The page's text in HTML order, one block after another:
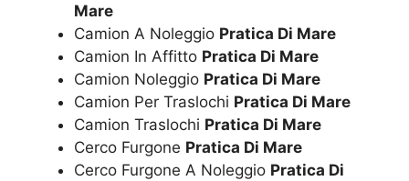
Mare
Camion A Noleggio Pratica Di Mare
Camion In Affitto Pratica Di Mare
Camion Noleggio Pratica Di Mare
Camion Per Traslochi Pratica Di Mare
Camion Traslochi Pratica Di Mare
Cerco Furgone Pratica Di Mare
Cerco Furgone A Noleggio Pratica Di